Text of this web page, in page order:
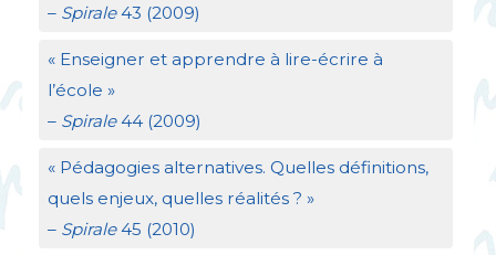
– Spirale43 (2009)
« Enseigner et apprendre à lire-écrire à
l’école »
– Spirale44 (2009)
« Pédagogies alternatives. Quelles définitions,
quels enjeux, quelles réalités ? »
– Spirale45 (2010)